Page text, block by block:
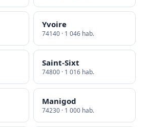
Yvoire
74140 · 1 046 hab.
Saint-Sixt
74800 · 1 016 hab.
Manigod
74230 · 1 000 hab.